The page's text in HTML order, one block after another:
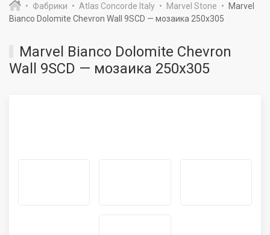
Фабрики Atlas Concorde Italy Marvel Stone
Marvel
Bianco Dolomite Chevron Wall 9SCD — мозаика 250x305
Marvel Bianco Dolomite Chevron
Wall 9SCD — мозаика 250x305